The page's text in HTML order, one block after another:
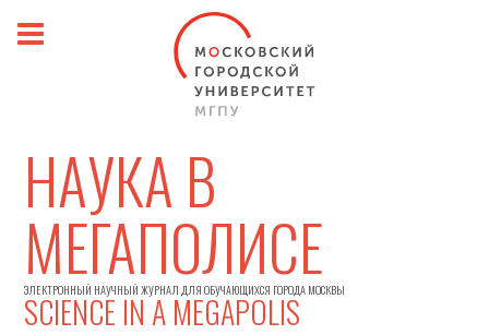
НАУКА В
МЕГАПОЛИСЕ
ЭЛЕКТРОННЫЙ НАУЧНЫЙ ЖУРНАЛ ДЛЯ ОБУЧАЮЩИХСЯ ГОРОДА МОСКВЫ
SCIENCE IN A MEGAPOLIS